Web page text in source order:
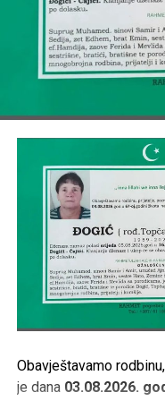
FERHATOVIĆ,
ARSIĆ, BRKIĆ,
TE OSTALA
Obavještavamo
je dana 03.08.2026.